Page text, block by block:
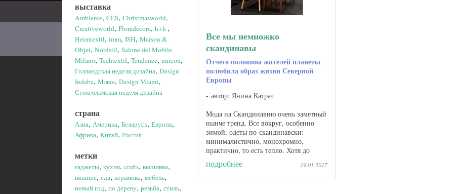
выставка
Ambiente, CES, Christmasworld,
Creativeworld, Floradecora, h+h ,
Heimtextil, imm, ISH, Maison &
Objet, Nordstil, Salone del Mobile
Milano, Techtextil, Tendence, unicon,
Голландская неделя дизайна, Design
Indaba, Млын, Design Miami,
Стокгольмская неделя дизайна
страна
Азия, Америка, Беларусь, Европа,
Африка, Китай, Россия
метки
гаджеты, кухня, crafts, вышивка,
вязание, еда, керамика, мебель,
новый год, по дереву, резьба, стиль,
Все мы немножко
скандинавы
Отчего половина жителей планеты
полюбила образ жизни Северной
Европы
автор: Янина Катрач
Мода на Скандинавию очень заметный
нынче тренд. Все вокруг, особенно
зимой, одеты по-скандинавски:
минималистично, монохромно,
практично, то есть тепло. Хотя до
недавних пор сканди -стиль в одежде
считался более подходящим для людей
постарше. Про ...
подробнее 19.01.2017